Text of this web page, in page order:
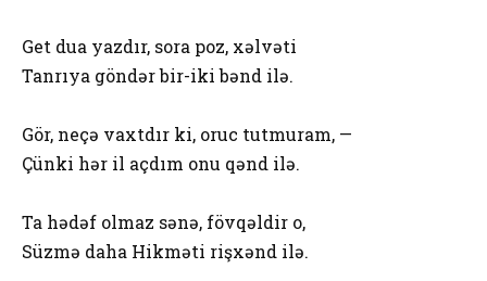
Get dua yazdır, sora poz, xəlvəti
Tanrıya göndər bir-iki bənd ilə.
Gör, neçə vaxtdır ki, oruc tutmuram, —
Çünki hər il açdım onu qənd ilə.
Ta hədəf olmaz sənə, fövqəldir o,
Süzmə daha Hikməti rişxənd ilə.